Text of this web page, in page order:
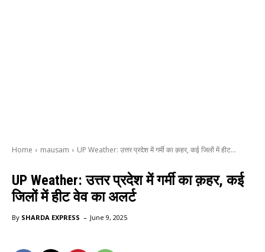
Home mausam UP Weather: उत्तर प्रदेश में गर्मी का क़हर, कई जिलों में हीट...
UP Weather: उत्तर प्रदेश में गर्मी का क़हर, कई
जिलों में हीट वेव का अलर्ट
By SHARDA EXPRESS - June 9, 2025